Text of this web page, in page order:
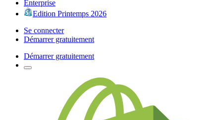
Enterprise
Edition Printemps 2026
Se connecter
Démarrer gratuitement
Démarrer gratuitement